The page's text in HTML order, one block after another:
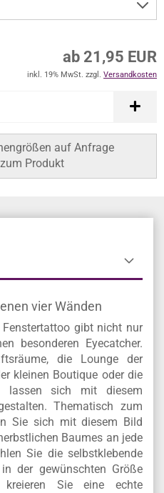
ab 21,95 EUR
inkl. 19% MwSt. zzgl. Versandkosten
auf Anfrage
Produkt
vier Wänden
gibt nicht nur
besonderen Eyecatcher.
die Lounge der
kleinen Boutique oder die
lassen sich mit diesem
Thematisch zum
Sie sich mit diesem Bild
Baumes an jede
Sie die selbstklebende
der gewünschten Größe
Sie eine echte